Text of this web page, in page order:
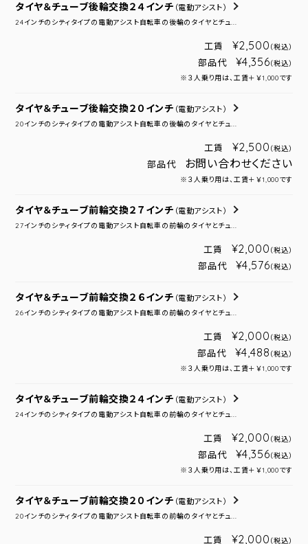
タイヤ＆チューブ後輪交換２４インチ （電動アシスト）
24インチのシティタイプの電動アシスト自転車の後輪のタイヤとチュ...
工賃 ¥2,500 （税込）
部品代 ¥4,356（税込）
※３人乗り用は、工賃＋￥1,000です
タイヤ＆チューブ後輪交換２０インチ （電動アシスト）
20インチのシティタイプの電動アシスト自転車の後輪のタイヤとチュ...
工賃 ¥2,500 （税込）
部品代 お問い合わせください
※３人乗り用は、工賃＋￥1,000です
タイヤ＆チューブ前輪交換２７インチ （電動アシスト）
27インチのシティタイプの電動アシスト自転車の前輪のタイヤとチュ...
工賃 ¥2,000 （税込）
部品代 ¥4,576（税込）
タイヤ＆チューブ前輪交換２６インチ （電動アシスト）
26インチのシティタイプの電動アシスト自転車の前輪のタイヤとチュ...
工賃 ¥2,000 （税込）
部品代 ¥4,488 （税込）
※３人乗り用は、工賃＋￥1,000です
タイヤ＆チューブ前輪交換２４インチ （電動アシスト）
24インチのシティタイプの電動アシスト自転車の前輪のタイヤとチュ...
工賃 ¥2,000 （税込）
部品代 ¥4,356（税込）
※３人乗り用は、工賃＋￥1,000です
タイヤ＆チューブ前輪交換２０インチ （電動アシスト）
20インチのシティタイプの電動アシスト自転車の前輪のタイヤとチュ...
工賃 ¥2,000 （税込）